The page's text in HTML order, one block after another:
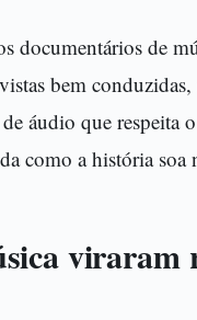
documentários de
bem
áudio que respeita
como a história soa
viraram